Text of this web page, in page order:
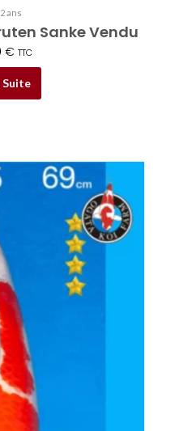
ans
Sanke Vendu
€ TTC
Suite